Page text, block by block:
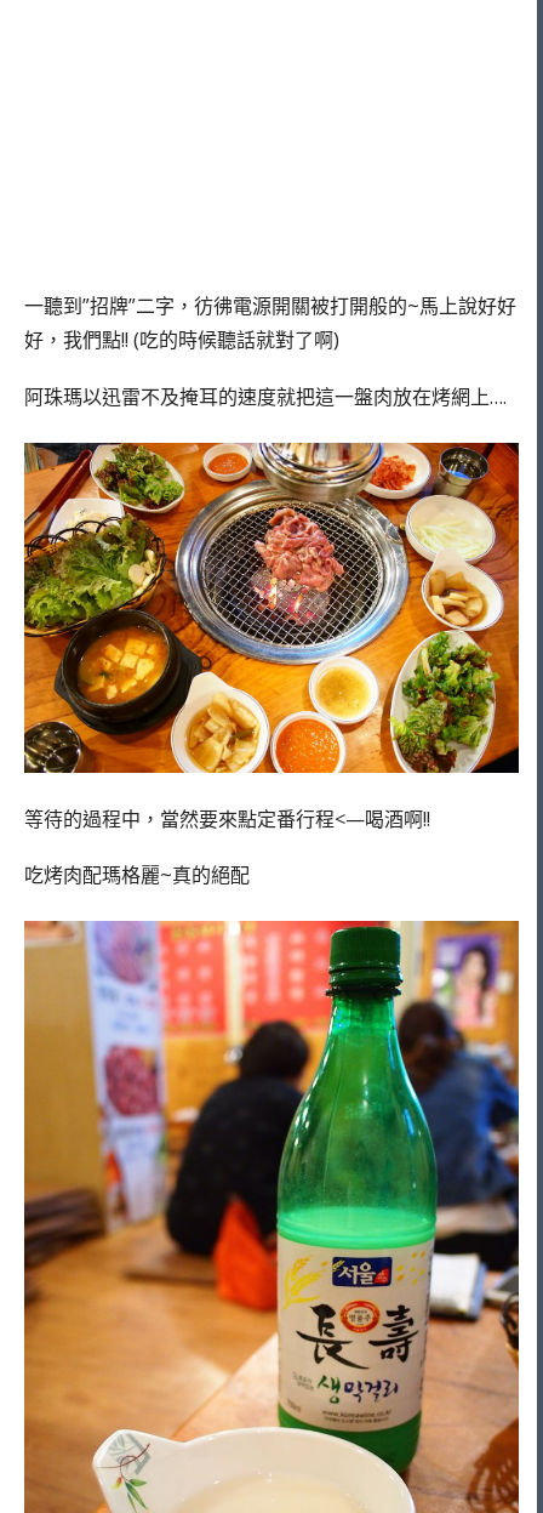
一聽到”招牌”二字，彷彿電源開關被打開般的~馬上說好好
好，我們點!! (吃的時候聽話就對了啊)
阿珠瑪以迅雷不及掩耳的速度就把這一盤肉放在烤網上….
等待的過程中，當然要來點定番行程<—喝酒啊!!
吃烤肉配瑪格麗~真的絕配